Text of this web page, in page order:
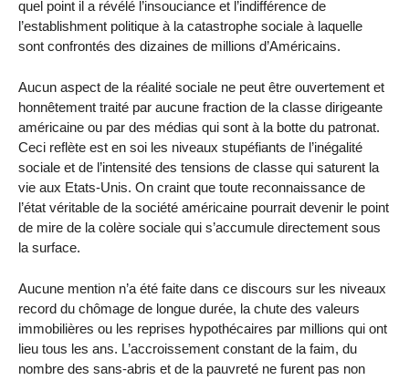
quel point il a révélé l’insouciance et l’indifférence de
l’establishment politique à la catastrophe sociale à laquelle
sont confrontés des dizaines de millions d’Américains.
Aucun aspect de la réalité sociale ne peut être ouvertement et
honnêtement traité par aucune fraction de la classe dirigeante
américaine ou par des médias qui sont à la botte du patronat.
Ceci reflète est en soi les niveaux stupéfiants de l’inégalité
sociale et de l’intensité des tensions de classe qui saturent la
vie aux Etats-Unis. On craint que toute reconnaissance de
l’état véritable de la société américaine pourrait devenir le point
de mire de la colère sociale qui s’accumule directement sous
la surface.
Aucune mention n’a été faite dans ce discours sur les niveaux
record du chômage de longue durée, la chute des valeurs
immobilières ou les reprises hypothécaires par millions qui ont
lieu tous les ans. L’accroissement constant de la faim, du
nombre des sans-abris et de la pauvreté ne furent pas non